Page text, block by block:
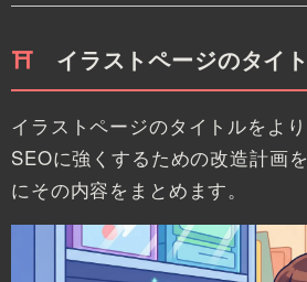
イラストページのタイ
イラストページのタイトルをよ
SEOに強くするための改造計画
にその内容をまとめます。